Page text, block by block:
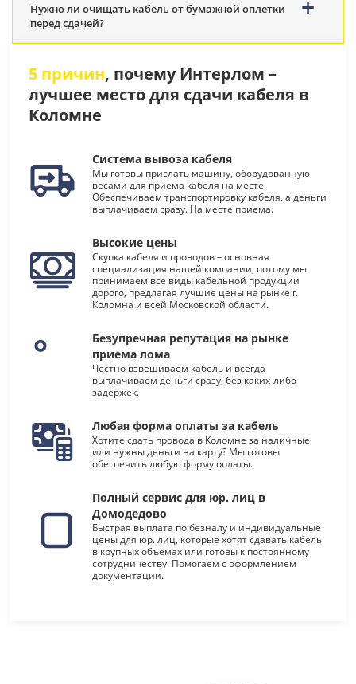
Нужно ли очищать кабель от бумажной оплетки
перед сдачей?
5 причин, почему Интерлом –
лучшее место для сдачи кабеля в
Коломне
Система вывоза кабеля
Мы готовы прислать машину, оборудованную
весами для приема кабеля на месте.
Обеспечиваем транспортировку кабеля, а деньги
выплачиваем сразу. На месте приема.
Высокие цены
Скупка кабеля и проводов – основная
специализация нашей компании, потому мы
принимаем все виды кабельной продукции
дорого, предлагая лучшие цены на рынке г.
Коломна и всей Московской области.
Безупречная репутация на рынке
приема лома
Честно взвешиваем кабель и всегда
выплачиваем деньги сразу, без каких-либо
задержек.
Любая форма оплаты за кабель
Хотите сдать провода в Коломне за наличные
или нужны деньги на карту? Мы готовы
обеспечить любую форму оплаты.
Полный сервис для юр. лиц в
Домодедово
Быстрая выплата по безналу и индивидуальные
цены для юр. лиц, которые хотят сдавать кабель
в крупных объемах или готовы к постоянному
сотрудничеству. Помогаем с оформлением
документации.